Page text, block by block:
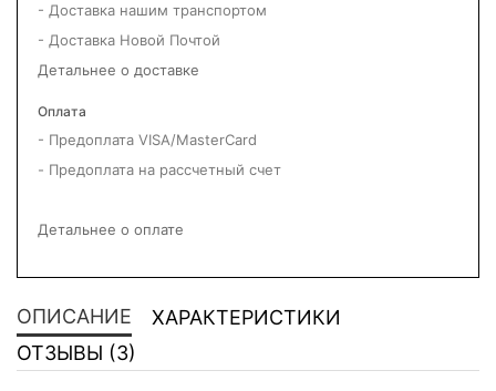
- Доставка нашим транспортом
- Доставка Новой Почтой
Детальнее о доставке
Оплата
- Предоплата VISA/MasterCard
- Предоплата на рассчетный счет
Детальнее о оплате
ОПИСАНИЕ
ХАРАКТЕРИСТИКИ
ОТЗЫВЫ (3)